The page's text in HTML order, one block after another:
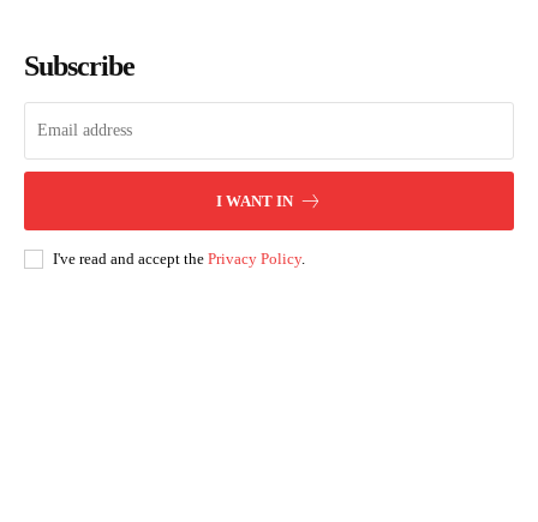
Subscribe
I WANT IN
I've read and accept the Privacy Policy.